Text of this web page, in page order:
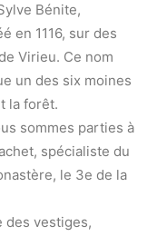
Bénite,
en 1116, sur des
Virieu. Ce nom
un des six moines
la forêt.
sommes parties à
spécialiste du
le 3e de la
des vestiges,